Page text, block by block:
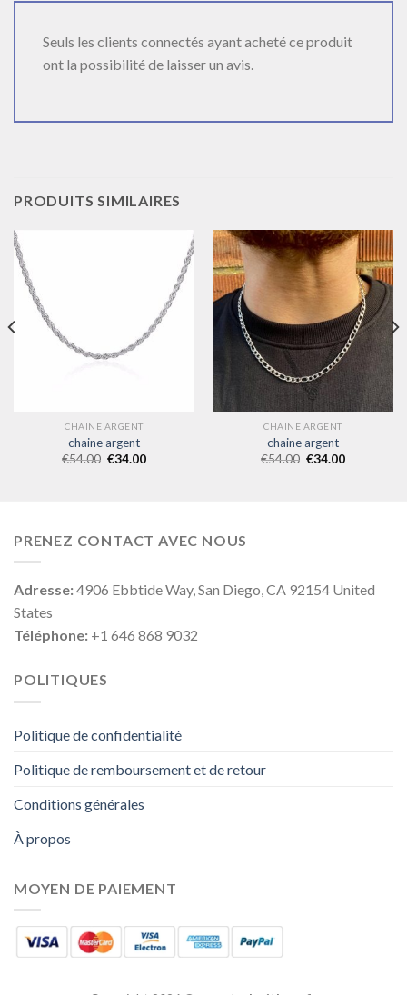
Seuls les clients connectés ayant acheté ce produit
ont la possibilité de laisser un avis.
PRODUITS SIMILAIRES
CHAINE ARGENT
chaine argent
€54.00 €34.00
CHAINE ARGENT
chaine argent
€54.00 €34.00
PRENEZ CONTACT AVEC NOUS
Adresse:4906 Ebbtide Way, San Diego, CA 92154 United
States
Téléphone: +1 646 868 9032
POLITIQUES
Politique de confidentialité
Politique de remboursement et de retour
Conditions générales
À propos
MOYEN DE PAIEMENT